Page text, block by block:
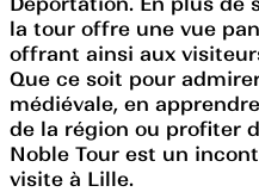
la tour offre une vue
offrant ainsi aux
Que ce soit pour
médiévale, en
de la région ou profiter
Noble Tour est un
visite à Lille.